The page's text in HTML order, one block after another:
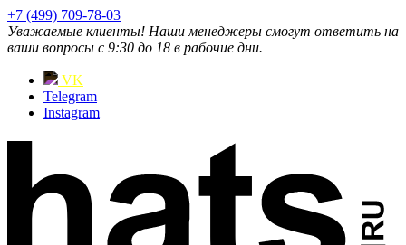
+7 (499) 709-78-03
Уважаемые клиенты! Наши менеджеры смогут ответить на
ваши вопросы с 9:30 до 18 в рабочие дни.
VK
Telegram
Instagram